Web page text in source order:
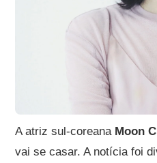
A atriz sul-coreana Moon
vai se casar. A notícia foi